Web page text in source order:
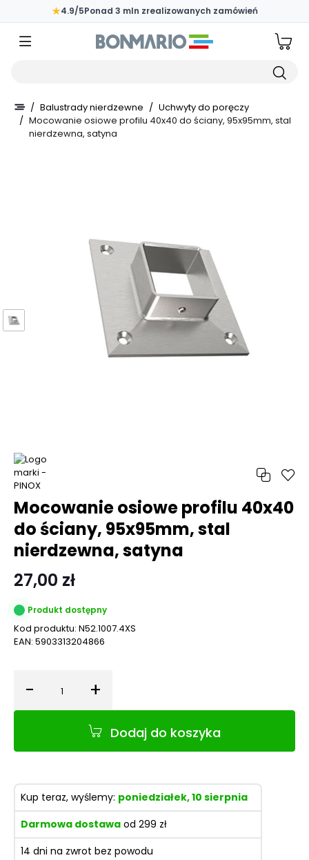
Przejdź do głównej zawartości strony
★4.9/5Ponad 3 mln zrealizowanych zamówień
/ Balustrady nierdzewne / Uchwyty do poręczy
/ Mocowanie osiowe profilu 40x40 do ściany, 95x95mm, stal
nierdzewna, satyna
Mocowanie osiowe profilu 40x40
do ściany, 95x95mm, stal
nierdzewna, satyna
27,00 zł
Produkt dostępny
Kod produktu: N52.1007.4XS
EAN: 5903313204866
- Ilość +
Dodaj do koszyka
Kup teraz, wyślemy: poniedziałek, 10 sierpnia
Darmowa dostawa od 299 zł
14 dni na zwrot bez powodu